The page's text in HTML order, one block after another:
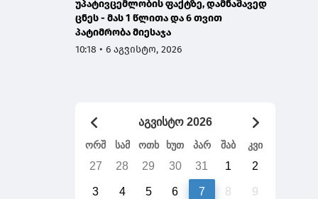
უპატივცემლობის ფაქტზე, დამნაშავედ
ცნეს - მას 1 წლითა და 6 თვით
პატიმრობა მიესაჯა
10:18 • 6 აგვისტო, 2026
აგვისტო 2026
ორშ სამ ოთხ ხუთ პარ შაბ კვი
27 28 29 30 31 1 2
3 4 5 6 7 8 9